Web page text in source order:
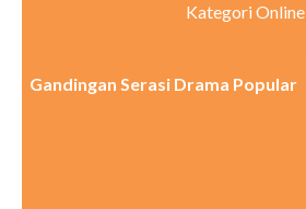
Kategori Online
Gandingan Serasi Drama Popular